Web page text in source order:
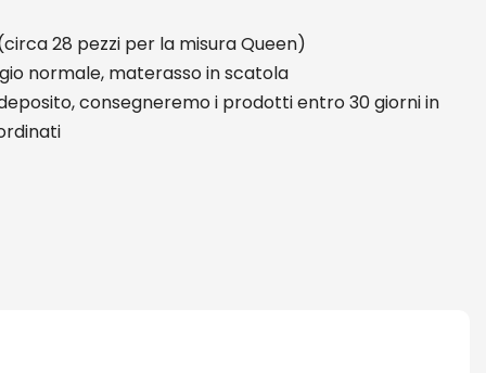
28 pezzi per la misura Queen)
normale, materasso in scatola
consegneremo i prodotti entro 30 giorni in